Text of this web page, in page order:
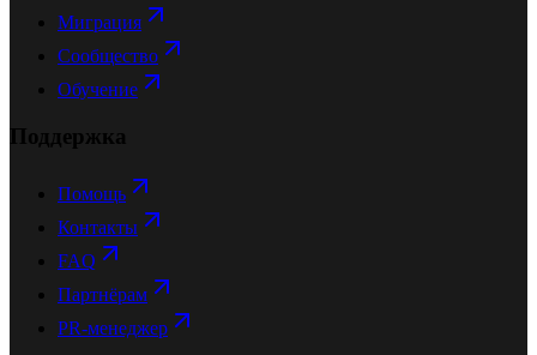
Миграция
Сообщество
Обучение
Поддержка
Помощь
Контакты
FAQ
Партнёрам
PR-менеджер